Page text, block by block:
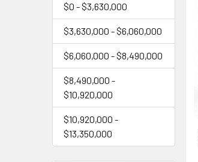
$0 - $3,630,000
$3,630,000 - $6,060,000
$6,060,000 - $8,490,000
$8,490,000 -
$10,920,000
$10,920,000 -
$13,350,000